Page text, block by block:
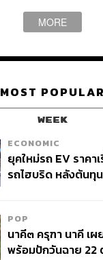
อรุณ เหล่าสิล
นักศึกษาฝึกงานประจำ
STANDARD WEALTH
MORE
MOST POPULAR
WEEK
ECONOMIC
ยุคใหม่รถ EV ราคา
รถไฮบริด หลังต้นทุ
POP
นาคี๓ ครุฑา นาคี เ
พร้อมปักวันฉาย 22